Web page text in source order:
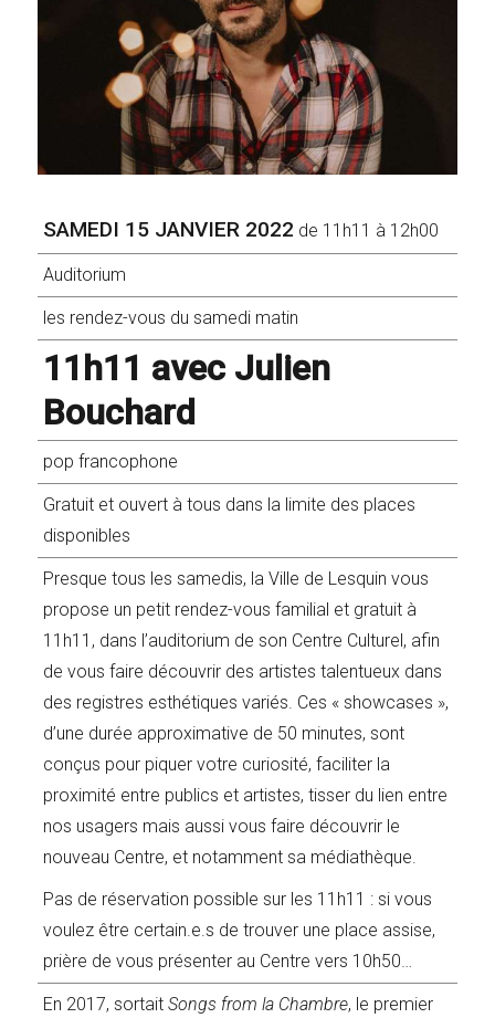
SAMEDI 15 JANVIER 2022 de 11h11 à 12h00
Auditorium
les rendez-vous du samedi matin
11h11 avec Julien
Bouchard
pop francophone
Gratuit et ouvert à tous dans la limite des places
disponibles
Presque tous les samedis, la Ville de Lesquin vous
propose un petit rendez-vous familial et gratuit à
11h11, dans l’auditorium de son Centre Culturel, afin
de vous faire découvrir des artistes talentueux dans
des registres esthétiques variés. Ces « showcases »,
d’une durée approximative de 50 minutes, sont
conçus pour piquer votre curiosité, faciliter la
proximité entre publics et artistes, tisser du lien entre
nos usagers mais aussi vous faire découvrir le
nouveau Centre, et notamment sa médiathèque.
Pas de réservation possible sur les 11h11 : si vous
voulez être certain.e.s de trouver une place assise,
prière de vous présenter au Centre vers 10h50…
En 2017, sortaitSongs from la Chambre, le premier